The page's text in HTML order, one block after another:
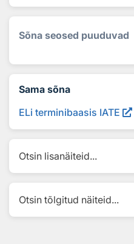
Sõna seosed puuduvad
Sama sõna
ELi terminibaasis IATE
Otsin lisanäiteid...
Otsin tõlgitud näiteid...